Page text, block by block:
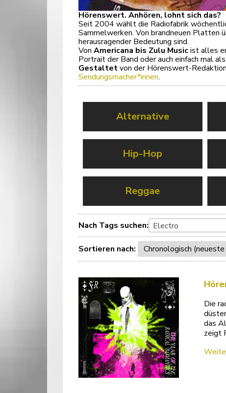
Hörenswert. Anhören, lohnt sich das?
Seit 2004 wählt die Radiofabrik
Sammelwerken. Von brandneuen Platten
herausragender Bedeutung sind.
Von Americana bis Zulu Musicist alles
Portrait der Band oder auch einfach mal
Gestaltetvon der Hörenswert-
Sendungsmacher*innen.
Alternative
Hip-Hop
Reggae
Nach Tags suchen: Electro
Sortieren nach:
Die
das
zeigt